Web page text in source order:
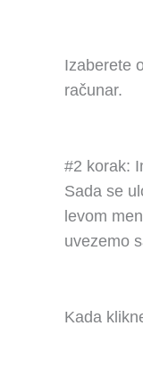
Izaberete
računar.
#2 korak:
Sada se
levom
uvezemo
Kada